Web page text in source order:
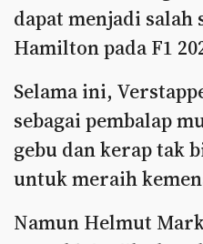
dapat menjadi
Hamilton pada F1
Selama ini,
sebagai pembalap
gebu dan kerap tak
untuk meraih
Namun Helmut